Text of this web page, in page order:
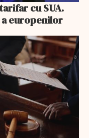
cu SUA.
a europenilor